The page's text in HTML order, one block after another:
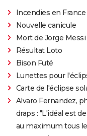
Incendies en France
Nouvelle canicule
Mort de Jorge Messi
Résultat Loto
Bison Futé
Lunettes pour
Carte de l'éclipse
Alvaro Fernandez,
draps : "L'idéal est
au maximum tous